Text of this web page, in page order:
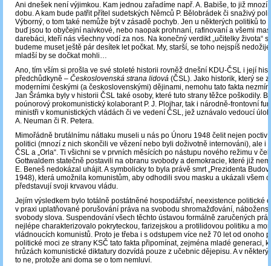
Ani dnešek není výjimkou. Kam jednou zařadíme např. A. Babiše, to již mnozí
dobu. A kam bude patřit přítel sudetských Němců P. Bělobrádek či snaživý
Výborný, o tom také nemůže být v zásadě pochyb. Jen u některých politiků to
buď jsou to obyčejní naivkové, nebo naopak prohnaní, rafinovaní a všemi
darebáci, kteří nás všechny vodí za nos. Na konečný verdikt „učitelky života“
budeme muset ještě pár desítek let počkat. My, starší, se toho nejspíš
mladší by se dočkat mohli…
Ano, tím vším si prošla ve své stoleté historii rovněž dnešní KDU-ČSL i její
předchůdkyně ‒ Československá strana lidová (ČSL). Jako historik, který se
moderními českými (a československými) dějinami, nemohu tato fakta
Jan Šrámka byly v historii ČSL také osoby, které tuto strany těžce poškodily.
poúnorový prokomunistický kolaborant P. J. Plojhar, tak i národně-frontovní
ministři v komunistických vládách či ve vedení ČSL, jež uznávalo vedoucí
A. Neuman či R. Petera.
Mimořádně brutálnímu nátlaku museli u nás po Únoru 1948 čelit nejen
politici (mnozí z nich skončili ve vězení nebo byli doživotně internováni), ale i
ČSL a „Orla“. Ti všichni se v prvních měsících po nástupu nového režimu v
Gottwaldem statečně postavili na obranu svobody a demokracie, které již
E. Beneš nedokázal uhájit. A symbolicky to byla právě smrt „Prezidenta
1948), která umožnila komunistům, aby odhodili svou masku a ukázali všem
představují svoji krvavou vládu.
Jejím výsledkem bylo totálně postátněné hospodářství, neexistence politické
v praxi uplatňované porušování práva na svobodu shromažďování,
svobody slova. Suspendování všech těchto ústavou formálně zaručených
nejlépe charakterizovalo pokryteckou, farizejskou a protilidovou politiku a
vládnoucích komunistů. Proto je třeba i s odstupem více než 70 let od onoho
politické moci ze strany KSČ tato fakta připomínat, zejména mladé generaci,
hrůzách komunistické diktatury dozvídá pouze z učebnic dějepisu. A v
to ne, protože ani doma se o tom nemluví.